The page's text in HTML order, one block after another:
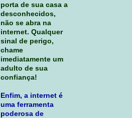
porta de sua casa a
desconhecidos,
não se abra na
internet. Qualquer
sinal de perigo,
chame
imediatamente um
adulto de sua
confiança!
Enfim, a internet é
uma ferramenta
poderosa de